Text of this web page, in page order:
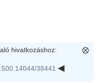
hivatkozáshoz:
38441